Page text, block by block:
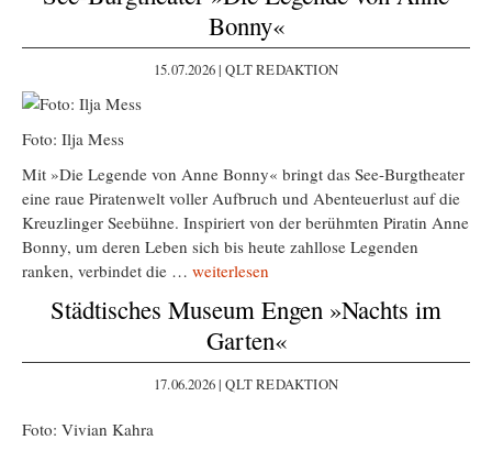
Bonny«
15.07.2026 | QLT REDAKTION
Foto: Ilja Mess
Mit »Die Legende von Anne Bonny« bringt das See-Burgtheater
eine raue Piratenwelt voller Aufbruch und Abenteuerlust auf die
Kreuzlinger Seebühne. Inspiriert von der berühmten Piratin Anne
Bonny, um deren Leben sich bis heute zahllose Legenden
ranken, verbindet die … weiterlesen
Städtisches Museum Engen »Nachts im
Garten«
17.06.2026 | QLT REDAKTION
Foto: Vivian Kahra